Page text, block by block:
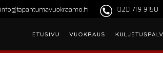
020 719 9150
info@tapahtumavuokraamo.fi
ETUSIVU VUOKRAUS